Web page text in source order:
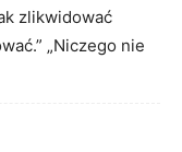
zlikwidować
„Niczego nie